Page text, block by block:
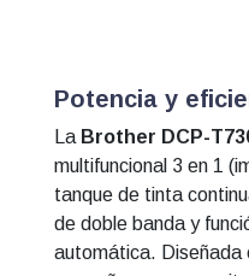
Potencia y
La Brother DCP-
multifuncional 3 en 1
tanque de tinta
de doble banda y
automática. Diseñada